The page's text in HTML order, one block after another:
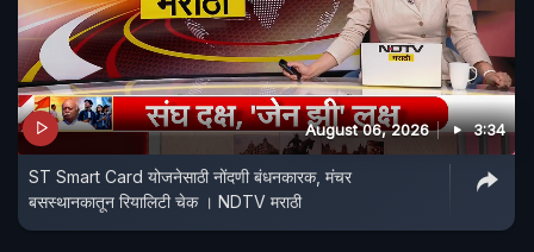
August 06, 2026 3:34
ST Smart Card योजनेसाठी नोंदणी बंधनकारक, मंचर
बसस्थानकातून रियालिटी चेक । NDTV मराठी